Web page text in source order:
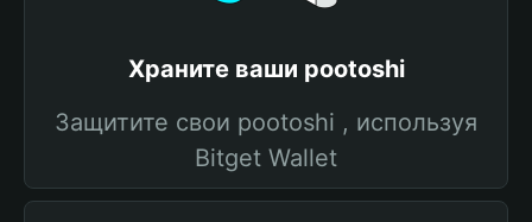
Храните ваши pootoshi
Защитите свои pootoshi , используя
Bitget Wallet